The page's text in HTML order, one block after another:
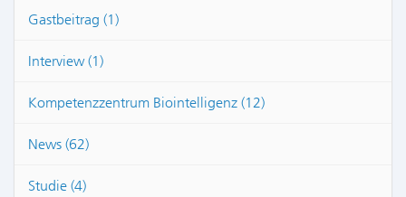
Gastbeitrag (1)
Interview (1)
Kompetenzzentrum Biointelligenz (12)
News (62)
Studie (4)